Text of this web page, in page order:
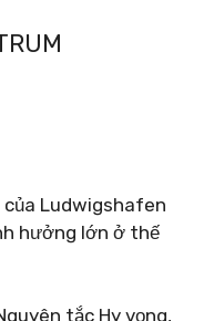
Ludwigshafen
hưởng lớn ở thế
tắc Hy vọng,